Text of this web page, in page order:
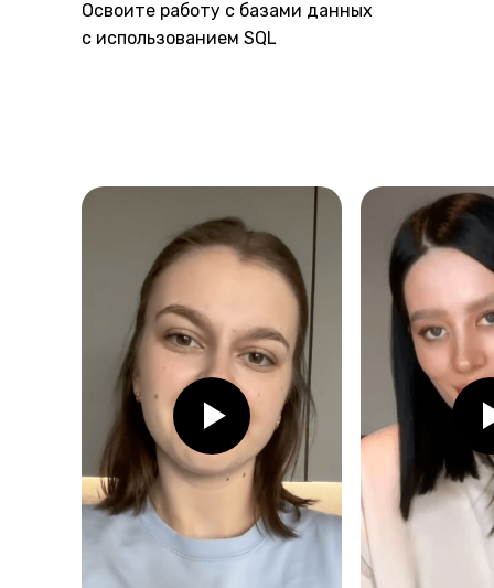
Освоите работу с базами данных
с использованием SQL
Отзывы студентов курса по аналитике